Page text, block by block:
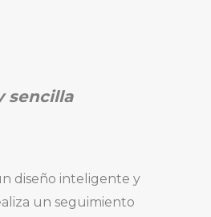
sencilla
diseño inteligente y
un seguimiento